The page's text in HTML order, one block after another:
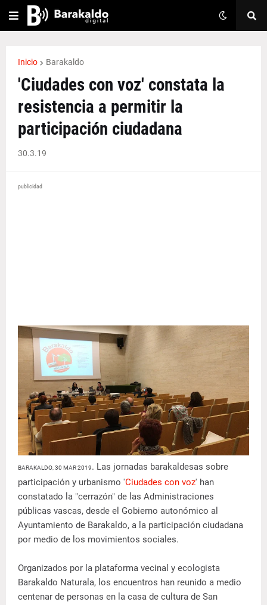
Inicio Barakaldo
'Ciudades con voz' constata la
resistencia a permitir la
participación ciudadana
30.3.19
publicidad
BARAKALDO, 30 MAR 2019. Las jornadas barakaldesas sobre
participación y urbanismo 'Ciudades con voz' han
constatado la "cerrazón" de las Administraciones
públicas vascas, desde el Gobierno autonómico al
Ayuntamiento de Barakaldo, a la participación ciudadana
por medio de los movimientos sociales.
Organizados por la plataforma vecinal y ecologista
Barakaldo Naturala, los encuentros han reunido a medio
centenar de personas en la casa de cultura de San